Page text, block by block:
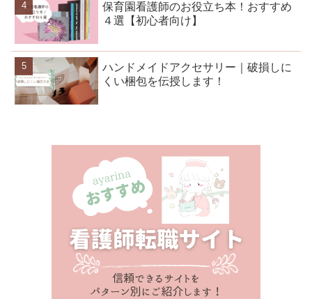
保育園看護師のお役立ち本！おすすめ
４選【初心者向け】
ハンドメイドアクセサリー｜破損しに
くい梱包を伝授します！